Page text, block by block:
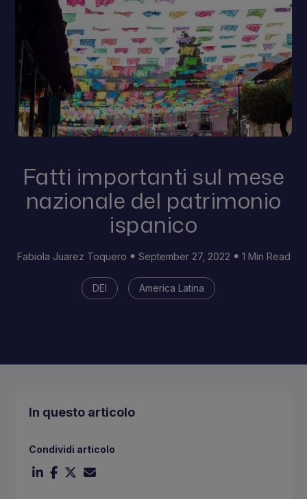
Fatti importanti sul mese
nazionale del patrimonio
ispanico
Fabiola Juarez Toquero September 27, 2022 1 Min Read
DEI America Latina
In questo articolo
Condividi articolo